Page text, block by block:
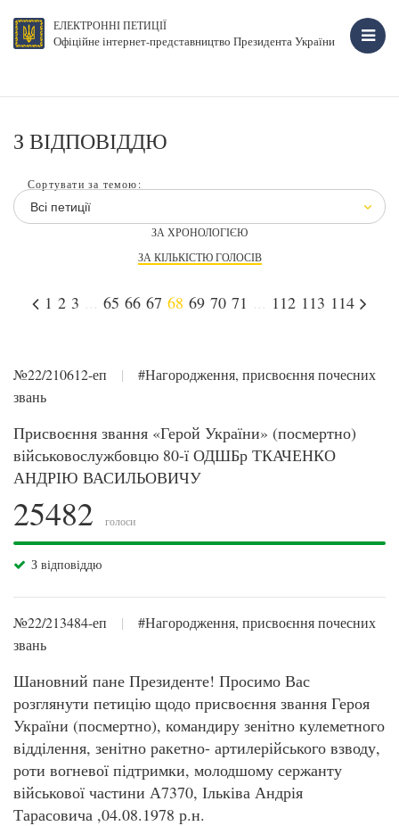
ЕЛЕКТРОННІ ПЕТИЦІЇ
Офіційне інтернет-представництво Президента України
З ВІДПОВІДДЮ
Сортувати за темою:
Всі петиції
ЗА ХРОНОЛОГІЄЮ
ЗА КІЛЬКІСТЮ ГОЛОСІВ
1 2 3 65 66 67 68 69 70 71 112 113 114
№22/210612-еп |
#Нагородження, присвоєння почесних
звань
Присвоєння звання «Герой України» (посмертно)
військовослужбовцю 80-ї ОДШБр ТКАЧЕНКО
АНДРІЮ ВАСИЛЬОВИЧУ
25482 голоси
З відповіддю
№22/213484-еп |
#Нагородження, присвоєння почесних
звань
Шановний пане Президенте! Просимо Вас
розглянути петицію щодо присвоєння звання Героя
України (посмертно), командиру зенітно кулеметного
відділення, зенітно ракетно- артилерійського взводу,
роти вогневої підтримки, молодшому сержанту
військової частини А7370, Ільківа Андрія
Тарасовича ,04.08.1978 р.н.